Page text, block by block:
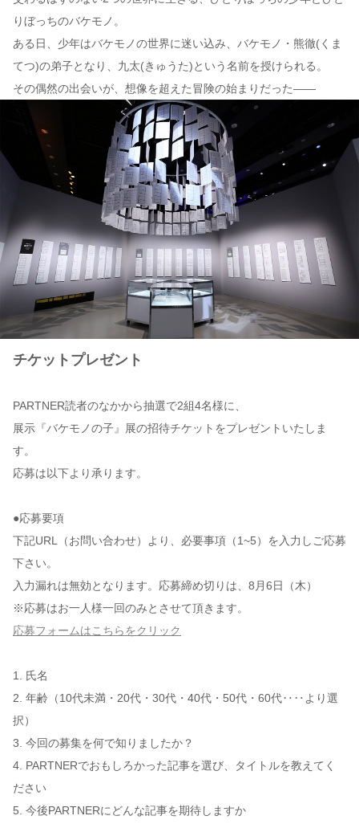
りぼっちのバケモノ。
ある日、少年はバケモノの世界に迷い込み、バケモノ・熊徹(くま
てつ)の弟子となり、九太(きゅうた)という名前を授けられる。
その偶然の出会いが、想像を超えた冒険の始まりだった――
チケットプレゼント
PARTNER読者のなかから抽選で2組4名様に、
展示『バケモノの子』展の招待チケットをプレゼントいたしま
す。
応募は以下より承ります。
●応募要項
下記URL（お問い合わせ）より、必要事項（1~5）を入力しご応募
下さい。
入力漏れは無効となります。応募締め切りは、8月6日（木）
※応募はお一人様一回のみとさせて頂きます。
応募フォームはこちらをクリック
1. 氏名
2. 年齢（10代未満・20代・30代・40代・50代・60代‥‥より選
択）
3. 今回の募集を何で知りましたか？
4. PARTNERでおもしろかった記事を選び、タイトルを教えてく
ださい
5. 今後PARTNERにどんな記事を期待しますか